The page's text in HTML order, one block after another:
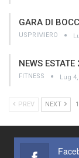
GARA DI
USPRIMIERO
NEWS
FITNESS Lug
PREV NEXT